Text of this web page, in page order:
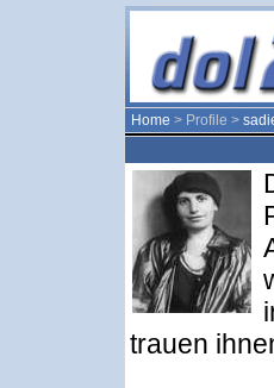
Home > Profile >
trauen